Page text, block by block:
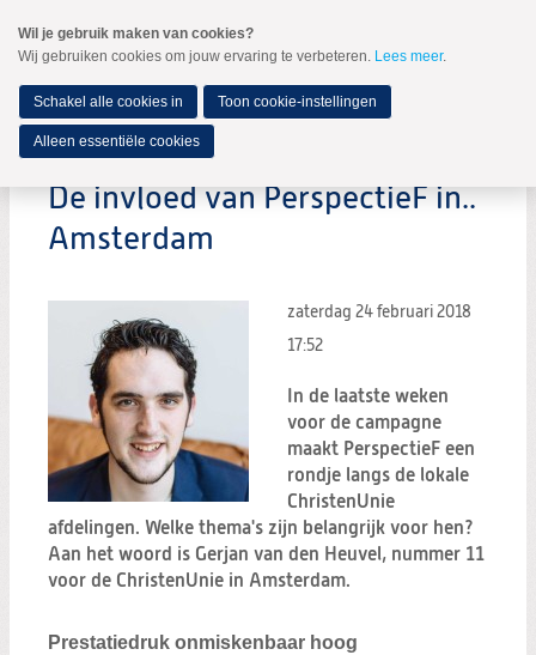
naar
Spring
de
inhoud
Spring
naar
hoofdmenu
MENU
Zoeken
De invloed van PerspectieF in..
Amsterdam
zaterdag 24 februari 2018
17:52
In de laatste weken
voor de campagne
maakt PerspectieF een
rondje langs de lokale
ChristenUnie
afdelingen. Welke thema's zijn belangrijk voor hen?
Aan het woord is Gerjan van den Heuvel, nummer 11
voor de ChristenUnie in Amsterdam.
Prestatiedruk onmiskenbaar hoog
Wil je gebruik maken van cookies?
Wij gebruiken cookies om jouw ervaring te verbeteren. Lees meer.
Schakel alle cookies in Toon cookie-instellingen
Alleen essentiële cookies